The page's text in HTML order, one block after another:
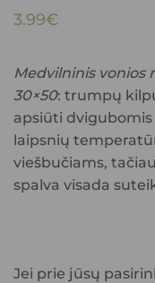
3.99€
Medvilninis vonios
30×50: trumpų
apsiūti
laipsnių
viešbučiams,
spalva visada
Jei prie jūsų